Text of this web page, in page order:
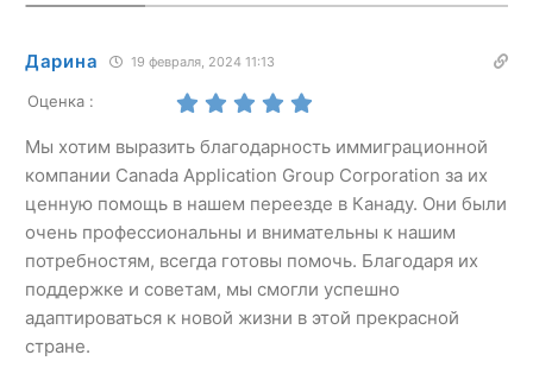
Дарина 19 февраля, 2024 11:13
Оценка :
Мы хотим выразить благодарность иммиграционной
компании Canada Application Group Corporation за их
ценную помощь в нашем переезде в Канаду. Они были
очень профессиональны и внимательны к нашим
потребностям, всегда готовы помочь. Благодаря их
поддержке и советам, мы смогли успешно
адаптироваться к новой жизни в этой прекрасной
стране.